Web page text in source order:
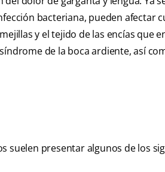
bacteriana, pueden afectar
y el tejido de las encías que
de la boca ardiente, así
suelen presentar algunos de los